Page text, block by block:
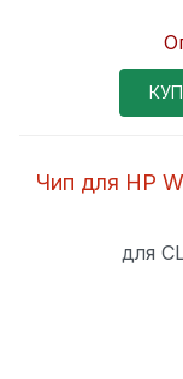
Чип для HP
для